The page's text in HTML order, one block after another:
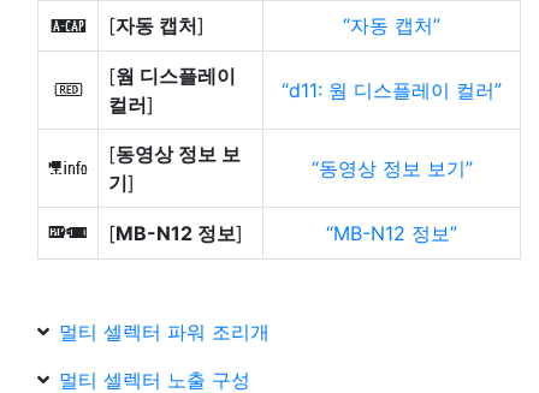
X [자동 캡처] 자동 캡처
v
[웜 디스플레이
컬러]
d11: 웜 디스플레이 컬러
l
[동영상 정보 보
기]
동영상 정보 보기
a [MB-N12 정보] MB-N12 정보
멀티 셀렉터 파워 조리개
멀티 셀렉터 노출 구성